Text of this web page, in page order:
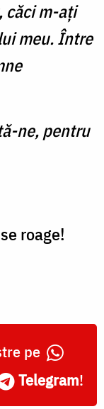
căci m-ați
meu. Între
ne, pentru
roage!
pe
Telegram!